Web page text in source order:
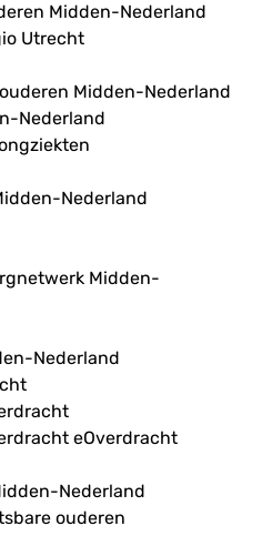
Midden-Nederland
Utrecht
Midden-Nederland
Nederland
Nederland
Midden-
Nederland
eOverdracht
Nederland
ouderen